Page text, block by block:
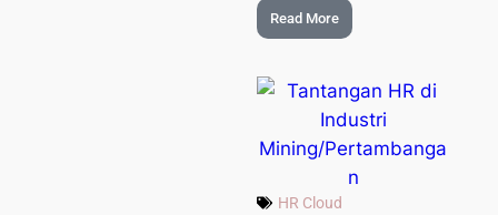
Read More
HR Cloud